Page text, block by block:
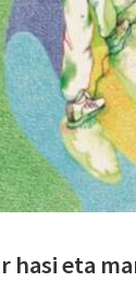
hasi eta